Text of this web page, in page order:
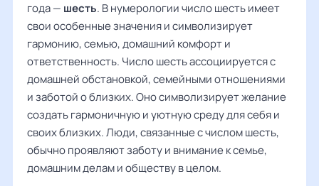
года — шесть. В нумерологии число шесть имеет
свои особенные значения и символизирует
гармонию, семью, домашний комфорт и
ответственность. Число шесть ассоциируется с
домашней обстановкой, семейными отношениями
и заботой о близких. Оно символизирует желание
создать гармоничную и уютную среду для себя и
своих близких. Люди, связанные с числом шесть,
обычно проявляют заботу и внимание к семье,
домашним делам и обществу в целом.